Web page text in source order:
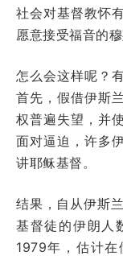
社会对基督教怀
愿意接受福音的穆
怎么会这样呢？
首先，假借伊斯
权普遍失望，并
面对逼迫，许多
讲耶稣基督。
结果，自从伊斯
基督徒的伊朗人
1979年，估计在